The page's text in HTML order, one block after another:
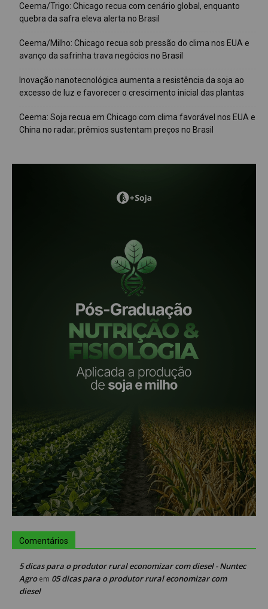
Ceema/Trigo: Chicago recua com cenário global, enquanto
quebra da safra eleva alerta no Brasil
Ceema/Milho: Chicago recua sob pressão do clima nos EUA e
avanço da safrinha trava negócios no Brasil
Inovação nanotecnológica aumenta a resistência da soja ao
excesso de luz e favorecer o crescimento inicial das plantas
Ceema: Soja recua em Chicago com clima favorável nos EUA e
China no radar; prêmios sustentam preços no Brasil
Comentários
5 dicas para o produtor rural economizar com diesel - Nuntec
Agroem 05 dicas para o produtor rural economizar com
diesel